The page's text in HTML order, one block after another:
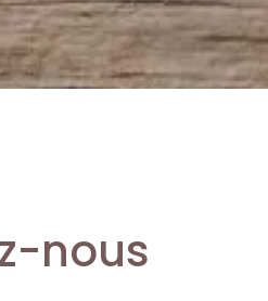
nous